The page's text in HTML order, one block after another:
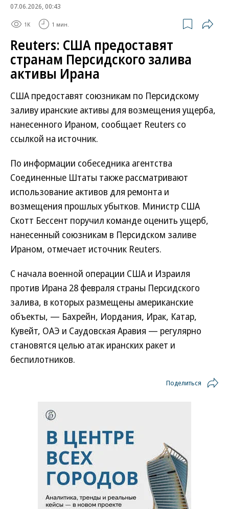
07.06.2026, 00:43
1K 1 мин.
Reuters: США предоставят
странам Персидского залива
активы Ирана
США предоставят союзникам по Персидскому
заливу иранские активы для возмещения ущерба,
нанесенного Ираном, сообщает Reuters со
ссылкой на источник.
По информации собеседника агентства
Соединенные Штаты также рассматривают
использование активов для ремонта и
возмещения прошлых убытков. Министр США
Скотт Бессент поручил команде оценить ущерб,
нанесенный союзникам в Персидском заливе
Ираном, отмечает источник Reuters.
С начала военной операции США и Израиля
против Ирана 28 февраля страны Персидского
залива, в которых размещены американские
объекты, — Бахрейн, Иордания, Ирак, Катар,
Кувейт, ОАЭ и Саудовская Аравия — регулярно
становятся целью атак иранских ракет и
беспилотников.
Поделиться